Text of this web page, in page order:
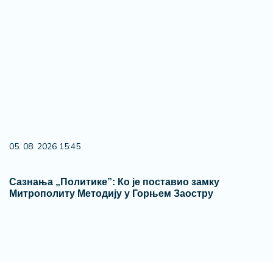
05. 08. 2026 15:45
Сазнања „Политике”: Ко је поставио замку
Митрополиту Методију у Горњем Заостру